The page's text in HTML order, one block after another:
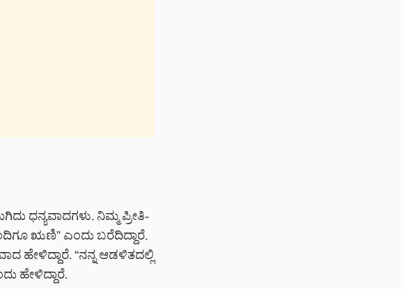
ಧನ್ಯವಾದಗಳು. ನಿಮ್ಮ ಪ್ರೀತಿ-
ಋಣಿ” ಎಂದು ಬರೆದಿದ್ದಾರೆ.
ಹೇಳಿದ್ದಾರೆ. “ನನ್ನ ಆಡಳಿತದಲ್ಲಿ
ಹೇಳಿದ್ದಾರೆ.